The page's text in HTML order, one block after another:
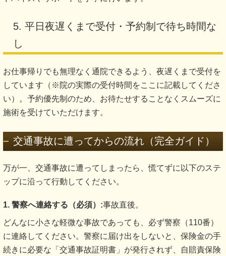
5. 平日夜遅くまで受付・予約制で待ち時間な
し
お仕事帰りでも無理なく通院できるよう、夜遅くまで受付を
しています（※院の実際の受付時間をここに記載してくださ
い）。予約優先制のため、お待たせすることなくスムーズに
施術を受けていただけます。
交通事故に遭ってからの流れ（完全ガイド）
万が一、交通事故に遭ってしまったら、慌てずに以下のステ
ップに沿って行動してください。
1. 警察へ連絡する（必須）:事故直後。
どんなに小さな軽微な事故であっても、必ず警察（110番）
に連絡してください。警察に届け出をしないと、保険金の手
続きに必要な「交通事故証明書」が発行されず、自賠責保険